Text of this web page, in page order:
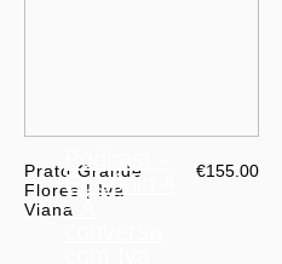
Prato Grande
Flores | Iva
Viana
€155.00
Podcast -
Episódio 4
- À